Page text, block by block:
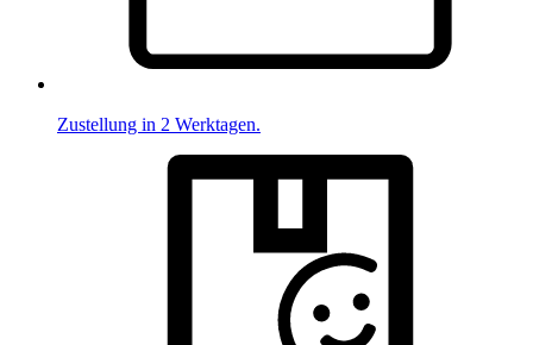
Zustellung in 2 Werktagen.